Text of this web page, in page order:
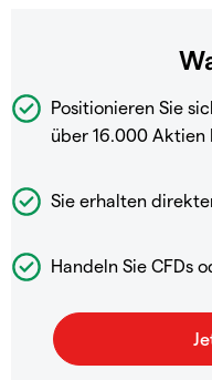
Positionieren Sie
über 16.000 Aktien
Sie erhalten
Handeln Sie CFDs